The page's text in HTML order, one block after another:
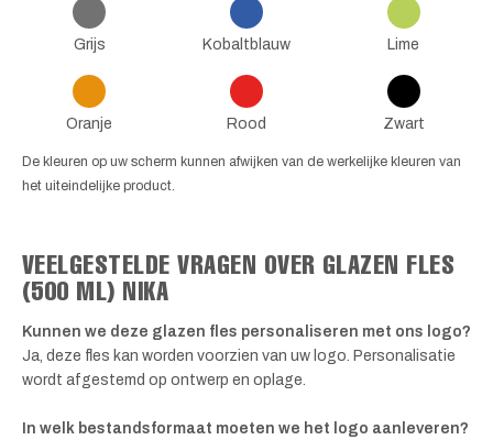
Grijs Kobaltblauw Lime
Oranje Rood Zwart
De kleuren op uw scherm kunnen afwijken van de werkelijke kleuren van
het uiteindelijke product.
VEELGESTELDE VRAGEN OVER GLAZEN FLES
(500 ML) NIKA
Kunnen we deze glazen fles personaliseren met ons logo?
Ja, deze fles kan worden voorzien van uw logo. Personalisatie
wordt afgestemd op ontwerp en oplage.
In welk bestandsformaat moeten we het logo aanleveren?